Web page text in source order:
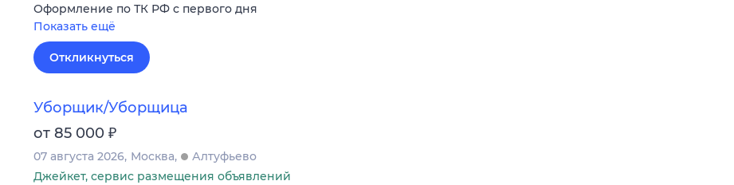
Оформление по ТК РФ с первого дня
Показать ещё
Откликнуться
Уборщик/Уборщица
от 85 000 ₽
07 августа 2026 Москва
Алтуфьево
Джейкет, сервис размещения объявлений